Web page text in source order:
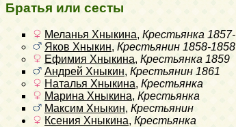
Братья или сесты
Меланья Хныкина, Крестьянка 1857-
Яков Хныкин, Крестьянин 1858-1858
Ефимия Хныкина, Крестьянка 1859
Андрей Хныкин, Крестьянин 1861
Наталья Хныкина, Крестьянка
Марина Хныкина, Крестьянка
Максим Хныкин, Крестьянин
Ксения Хныкина, Крестьянка